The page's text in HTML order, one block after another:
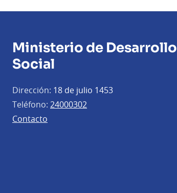
Ministerio de Desarrollo
Social
Dirección: 18 de julio 1453
Teléfono: 24000302
Contacto